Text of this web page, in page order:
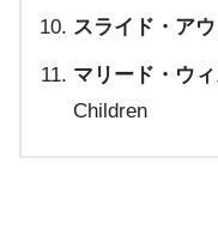
スライド・ア
マリード・ウ
Children